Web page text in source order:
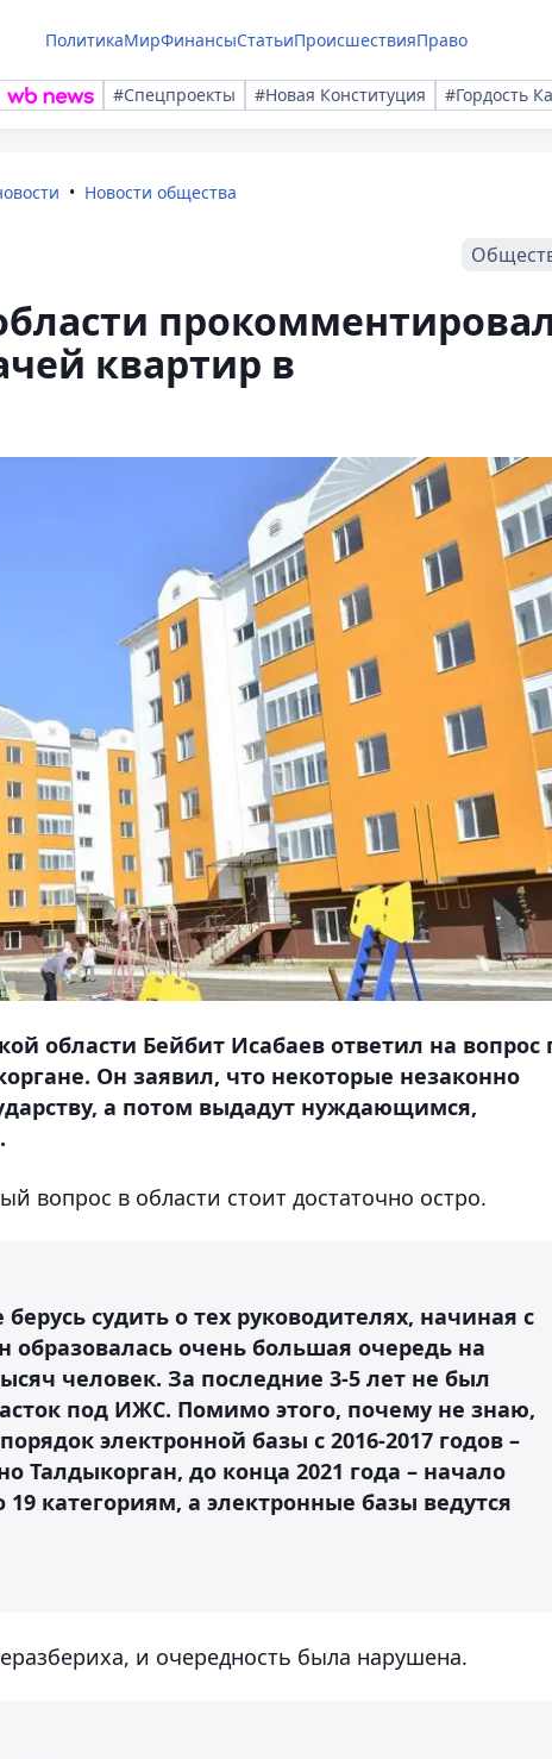
ПолитикаМирФинансыСтатьиПроисшествияПраво
#Спецпроекты #Новая Конституция #Гордость
Новости общества
квартир в
области Бейбит Исабаев ответил на вопрос
Он заявил, что некоторые незаконно
а потом выдадут нуждающимся,
вопрос в области стоит достаточно остро.
судить о тех руководителях, начиная с
образовалась очень большая очередь на
человек. За последние 3-5 лет не был
под ИЖС. Помимо этого, почему не знаю,
электронной базы с 2016-2017 годов –
Талдыкорган, до конца 2021 года – начало
19 категориям, а электронные базы ведутся
и очередность была нарушена.